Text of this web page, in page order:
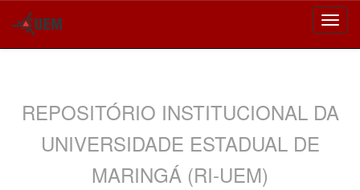
REPOSITÓRIO INSTITUCIONAL DA
UNIVERSIDADE ESTADUAL DE
MARINGÁ (RI-UEM)